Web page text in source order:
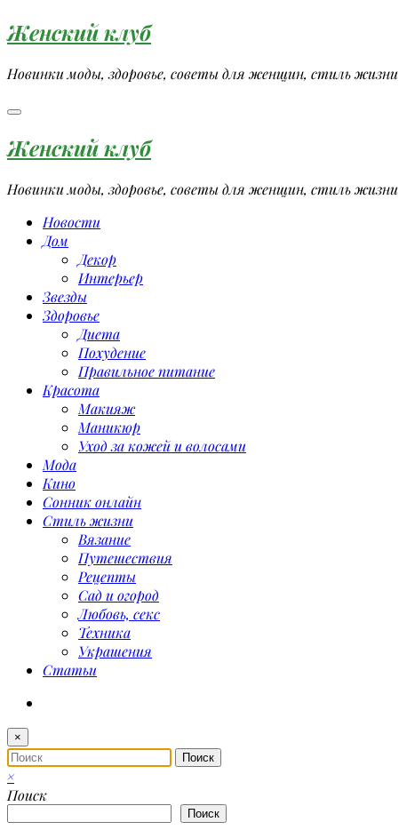
Перейти
к
содержимому
Женский клуб
Новинки моды, здоровье, советы для женщин, стиль жизни
Женский клуб
Новинки моды, здоровье, советы для женщин, стиль жизни
Новости
Дом
Декор
Интерьер
Звезды
Здоровье
Диета
Похудение
Правильное питание
Красота
Макияж
Маникюр
Уход за кожей и волосами
Мода
Кино
Сонник онлайн
Стиль жизни
Вязание
Путешествия
Рецепты
Сад и огород
Любовь, секс
Техника
Украшения
Статьи
×
×
Поиск
Поиск